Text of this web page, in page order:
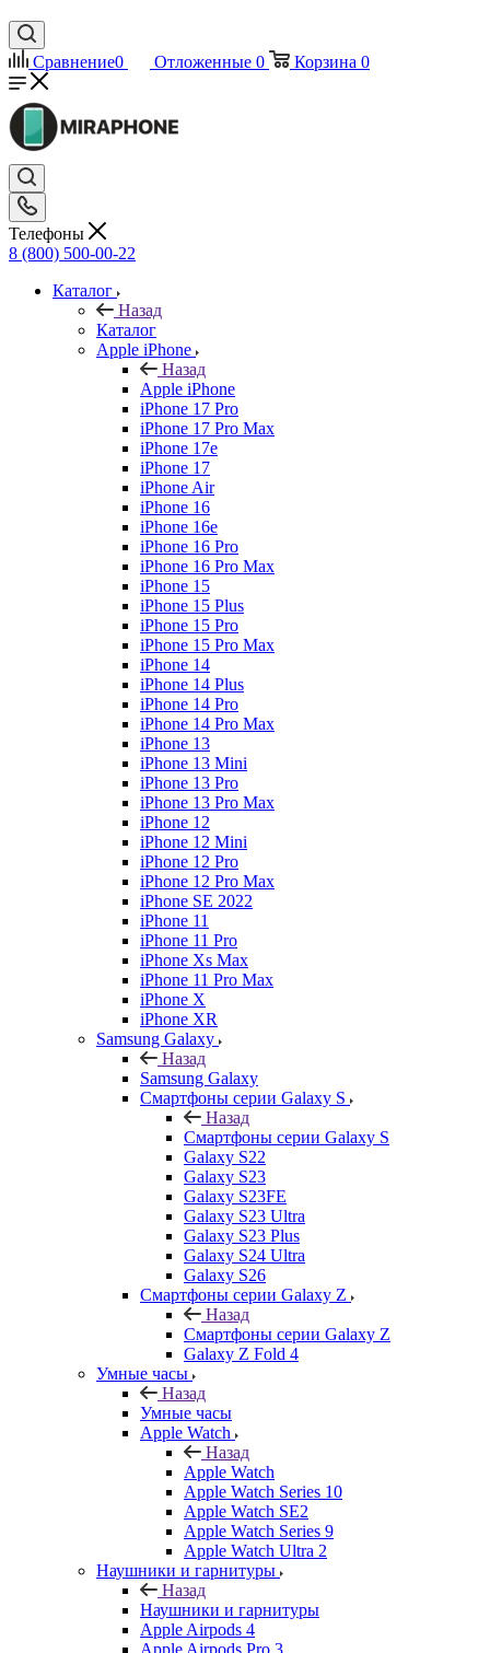
Сравнение0 Отложенные 0 Корзина 0
Телефоны
8 (800) 500-00-22
Каталог
Назад
Каталог
Apple iPhone
Назад
Apple iPhone
iPhone 17 Pro
iPhone 17 Pro Max
iPhone 17e
iPhone 17
iPhone Air
iPhone 16
iPhone 16e
iPhone 16 Pro
iPhone 16 Pro Max
iPhone 15
iPhone 15 Plus
iPhone 15 Pro
iPhone 15 Pro Max
iPhone 14
iPhone 14 Plus
iPhone 14 Pro
iPhone 14 Pro Max
iPhone 13
iPhone 13 Mini
iPhone 13 Pro
iPhone 13 Pro Max
iPhone 12
iPhone 12 Mini
iPhone 12 Pro
iPhone 12 Pro Max
iPhone SE 2022
iPhone 11
iPhone 11 Pro
iPhone Xs Max
iPhone 11 Pro Max
iPhone X
iPhone XR
Samsung Galaxy
Назад
Samsung Galaxy
Смартфоны серии Galaxy S
Назад
Смартфоны серии Galaxy S
Galaxy S22
Galaxy S23
Galaxy S23FE
Galaxy S23 Ultra
Galaxy S23 Plus
Galaxy S24 Ultra
Galaxy S26
Смартфоны серии Galaxy Z
Назад
Смартфоны серии Galaxy Z
Galaxy Z Fold 4
Умные часы
Назад
Умные часы
Apple Watch
Назад
Apple Watch
Apple Watch Series 10
Apple Watch SE2
Apple Watch Series 9
Apple Watch Ultra 2
Наушники и гарнитуры
Назад
Наушники и гарнитуры
Apple Airpods 4
Apple Airpods Pro 3